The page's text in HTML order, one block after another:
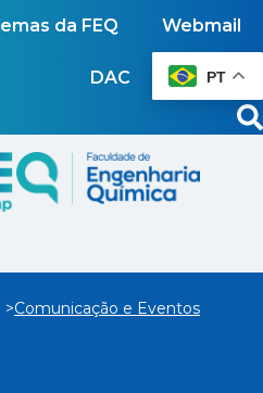
da FEQ Webmail
DAC PT
Comunicação e Eventos